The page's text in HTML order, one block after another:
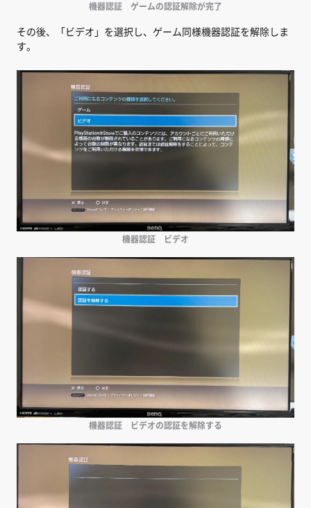
機器認証 ゲームの認証解除が完了
その後、「ビデオ」を選択し、ゲーム同様機器認証を解除しま
す。
機器認証 ビデオ
機器認証 ビデオの認証を解除する